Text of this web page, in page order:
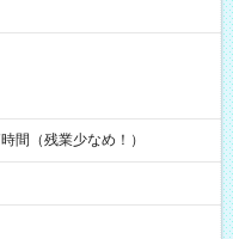
間（残業少なめ！）